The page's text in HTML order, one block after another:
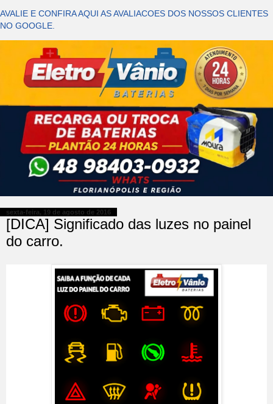
AVALIE E CONFIRA AQUI AS AVALIACOES DOS NOSSOS CLIENTES
NO GOOGLE.
sexta-feira, 19 de agosto de 2016
[DICA] Significado das luzes no painel
do carro.